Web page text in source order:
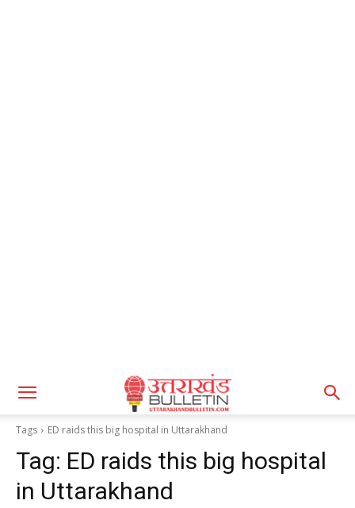
Tags ED raids this big hospital in Uttarakhand
Tag: ED raids this big hospital
in Uttarakhand